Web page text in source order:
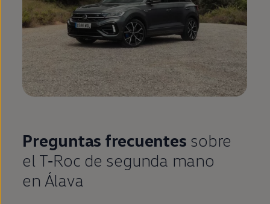
Preguntas frecuentes sobre
el T‑Roc de segunda mano
en Álava